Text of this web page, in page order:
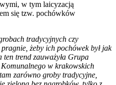
w tym laicyzacją
się tzw. pochówków
tradycyjnych czy
żeby ich pochówek był jak
trend zauważyła Grupa
w krakowskich
zarówno groby tradycyjne,